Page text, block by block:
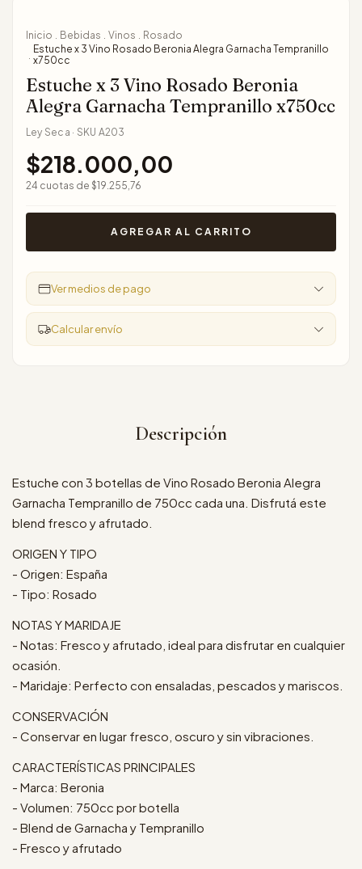
Inicio . Bebidas . Vinos . Rosado
Estuche x 3 Vino Rosado Beronia Alegra Garnacha Tempranillo
x750cc
Estuche x 3 Vino Rosado Beronia
Alegra Garnacha Tempranillo x750cc
Ley Seca · SKU A203
$218.000,00
24 cuotas de $19.255,76
Ver medios de pago
Calcular envío
Descripción
Estuche con 3 botellas de Vino Rosado Beronia Alegra
Garnacha Tempranillo de 750cc cada una. Disfrutá este
blend fresco y afrutado.
ORIGEN Y TIPO
- Origen: España
- Tipo: Rosado
NOTAS Y MARIDAJE
- Notas: Fresco y afrutado, ideal para disfrutar en cualquier
ocasión.
- Maridaje: Perfecto con ensaladas, pescados y mariscos.
CONSERVACIÓN
- Conservar en lugar fresco, oscuro y sin vibraciones.
CARACTERÍSTICAS PRINCIPALES
- Marca: Beronia
- Volumen: 750cc por botella
- Blend de Garnacha y Tempranillo
- Fresco y afrutado